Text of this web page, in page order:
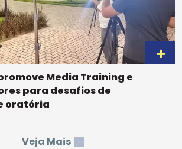
Media Training e
para desafios de
oratória
Veja Mais +